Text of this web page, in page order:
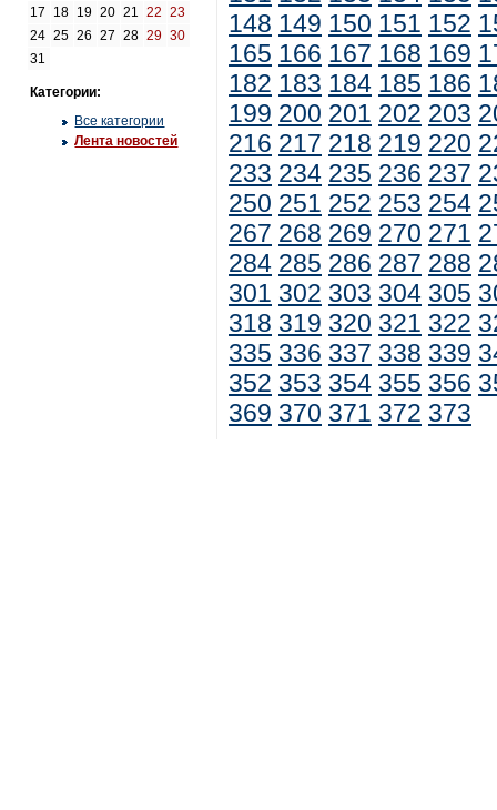
17
18 19 20 21 22
23
24 25 26 27 28 29 30
31
Категории:
Все категории
Лента новостей
148 149 150 151 152
165 166 167 168 169
182 183 184 185 186
199 200 201 202 203
216 217 218 219 220
233 234 235 236 237
250 251 252 253 254
267 268 269 270 271
284 285 286 287 288
301 302 303 304 305
318 319 320 321 322
335 336 337 338 339
352 353 354 355 356
369 370 371 372 373